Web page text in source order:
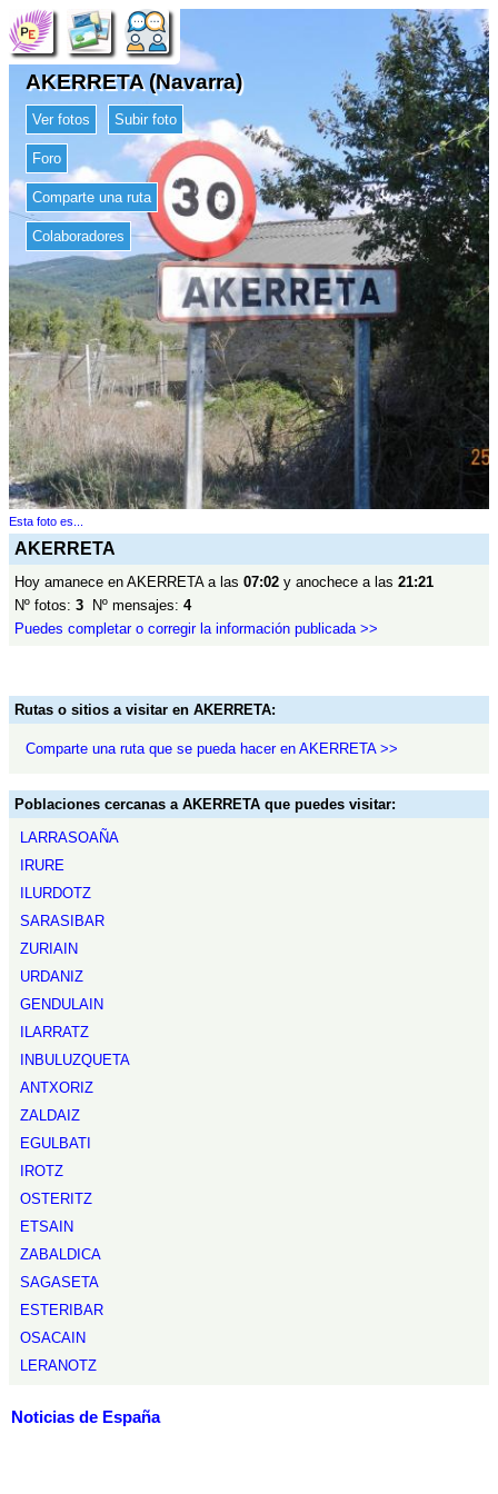
AKERRETA (Navarra)
Ver fotos Subir foto
Foro
Comparte una ruta
Colaboradores
Esta foto es...
AKERRETA
Hoy amanece en AKERRETA a las 07:02 y anochece a las 21:21
Nº fotos: 3 Nº mensajes: 4
Puedes completar o corregir la información publicada >>
Rutas o sitios a visitar en AKERRETA:
Comparte una ruta que se pueda hacer en AKERRETA >>
Poblaciones cercanas a AKERRETA que puedes visitar:
LARRASOAÑA
IRURE
ILURDOTZ
SARASIBAR
ZURIAIN
URDANIZ
GENDULAIN
ILARRATZ
INBULUZQUETA
ANTXORIZ
ZALDAIZ
EGULBATI
IROTZ
OSTERITZ
ETSAIN
ZABALDICA
SAGASETA
ESTERIBAR
OSACAIN
LERANOTZ
Noticias de España